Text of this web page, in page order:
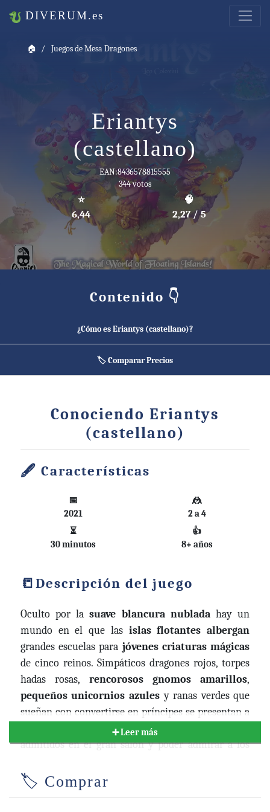
DIVERUM.es
🏠 Juegos de Mesa Dragones
Eriantys
(castellano)
EAN:8436578815555
344 votos
⭐
6,44
🧠
2,27 / 5
Contenido 👇
¿Cómo es Eriantys (castellano)?
🏷️ Comparar Precios
Conociendo Eriantys
(castellano)
Características
📅
2021
🤼
2 a 4
⏳
30 minutos
👍
8+ años
Descripción del juego
Oculto por lasuave blancura nubladahay un
mundo en el que las islas flotantes albergan
grandes escuelas para jóvenes criaturas mágicas
de cinco reinos. Simpáticos dragones rojos, torpes
hadas rosas, rencorosos gnomos amarillos,
pequeños unicornios azulesy ranas verdes que
sueñan con convertirse en príncipes se presentan a
las puertas de las escuelas, con la esperanza de ser
admitidos en el gran salón y poder admirar a los
¡En Eriantys, un juego lleno de estrategia, tácticas y
➕ Leer más
🏷️ Comprar